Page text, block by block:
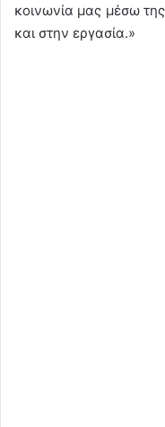
κοινωνία μας μέσω
και στην εργασία.»